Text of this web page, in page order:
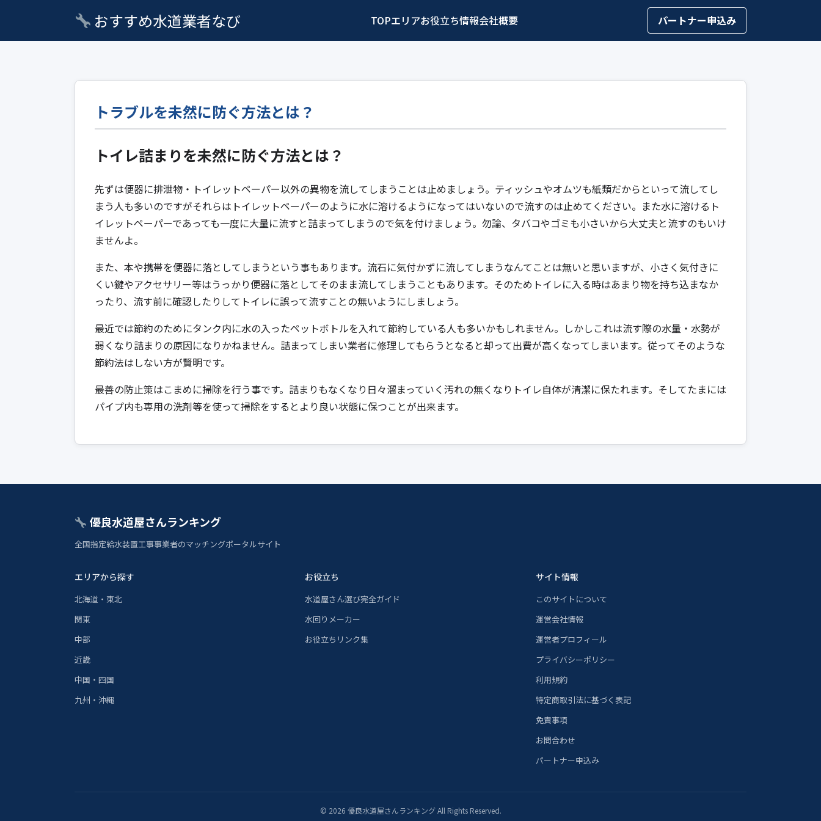
おすすめ水道業者なび TOPエリアお役立ち情報会社概要 パートナー申込み
トラブルを未然に防ぐ方法とは？
トイレ詰まりを未然に防ぐ方法とは？
先ずは便器に排泄物・トイレットペーパー以外の異物を流してしまうことは止めましょう。ティッシュやオムツも紙類だからといって流してし
まう人も多いのですがそれらはトイレットペーパーのように水に溶けるようになってはいないので流すのは止めてください。また水に溶けるト
イレットペーパーであっても一度に大量に流すと詰まってしまうので気を付けましょう。勿論、タバコやゴミも小さいから大丈夫と流すのもいけ
ませんよ。
また、本や携帯を便器に落としてしまうという事もあります。流石に気付かずに流してしまうなんてことは無いと思いますが、小さく気付きに
くい鍵やアクセサリー等はうっかり便器に落としてそのまま流してしまうこともあります。そのためトイレに入る時はあまり物を持ち込まなか
ったり、流す前に確認したりしてトイレに誤って流すことの無いようにしましょう。
最近では節約のためにタンク内に水の入ったペットボトルを入れて節約している人も多いかもしれません。しかしこれは流す際の水量・水勢が
弱くなり詰まりの原因になりかねません。詰まってしまい業者に修理してもらうとなると却って出費が高くなってしまいます。従ってそのような
節約法はしない方が賢明です。
最善の防止策はこまめに掃除を行う事です。詰まりもなくなり日々溜まっていく汚れの無くなりトイレ自体が清潔に保たれます。そしてたまには
パイプ内も専用の洗剤等を使って掃除をするとより良い状態に保つことが出来ます。
優良水道屋さんランキング
全国指定給水装置工事事業者のマッチングポータルサイト
エリアから探す
北海道・東北
関東
中部
近畿
中国・四国
九州・沖縄
お役立ち
水道屋さん選び完全ガイド
水回りメーカー
お役立ちリンク集
サイト情報
このサイトについて
運営会社情報
運営者プロフィール
プライバシーポリシー
利用規約
特定商取引法に基づく表記
免責事項
お問合わせ
パートナー申込み
© 2026 優良水道屋さんランキング All Rights Reserved.